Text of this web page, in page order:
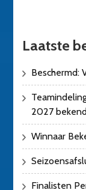
Laatste
Beschermd:
2027
Winnaar
Finalisten